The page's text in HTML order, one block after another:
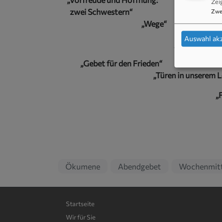
zwei Schwestern“
„Wege“
„Der Teppich
„Gebet für den Frieden“
„Türen in unserem
Ökumene Abendgebet
Hauptnavigation
Startseite
Wir für Sie
Auswahl